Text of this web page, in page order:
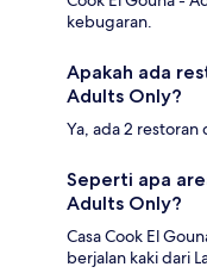
kebugaran.
Apakah ada
Adults Only?
Ya, ada 2
Seperti apa
Adults Only?
Casa Cook El
berjalan kaki dari